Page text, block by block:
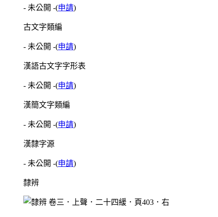
- 未公開 -(申請)
古文字類編
- 未公開 -(申請)
漢語古文字字形表
- 未公開 -(申請)
漢簡文字類編
- 未公開 -(申請)
漢隸字源
- 未公開 -(申請)
隸辨